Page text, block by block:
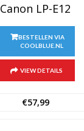
Canon LP-E12
BESTELLEN VIA
COOLBLUE.NL
VIEW DETAILS
€57,99